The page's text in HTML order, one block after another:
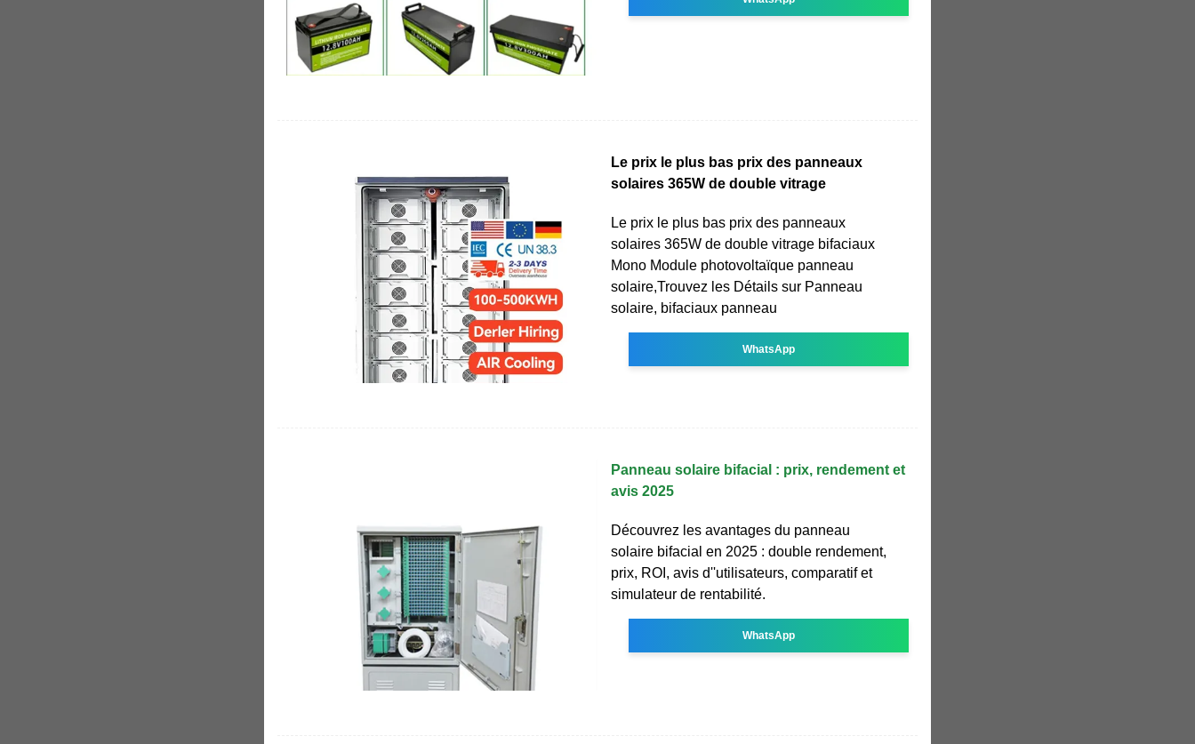
Le prix le plus bas prix des panneaux
solaires 365W de double vitrage
Le prix le plus bas prix des panneaux
solaires 365W de double vitrage bifaciaux
Mono Module photovoltaïque panneau
solaire,Trouvez les Détails sur Panneau
solaire, bifaciaux panneau
WhatsApp
Panneau solaire bifacial : prix, rendement et
avis 2025
Découvrez les avantages du panneau
solaire bifacial en 2025 : double rendement,
prix, ROI, avis d''utilisateurs, comparatif et
simulateur de rentabilité.
WhatsApp